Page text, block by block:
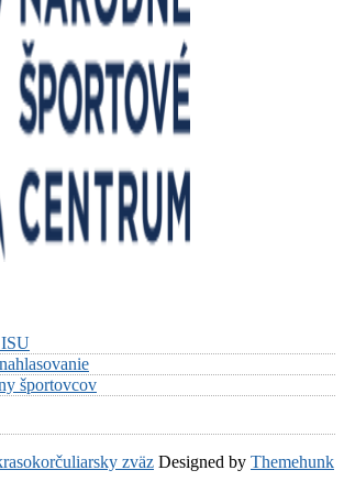
športovcov
zväz Designed by Themehunk